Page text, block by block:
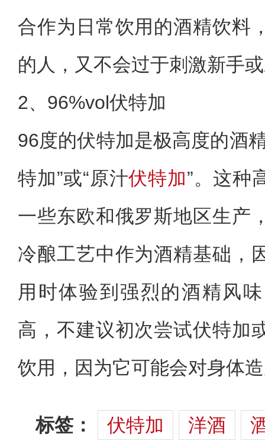
合作为日常饮用的酒精饮料
的人，又不会过于刺激新手
2、96%vol伏特加
96度的伏特加是极高度的酒
特加”或“原汁伏特加”。这种
一些东欧和俄罗斯地区生产
冷酿工艺中作为酒精基础，
用时体验到强烈的酒精风
高，不建议初次尝试伏特加
饮用，因为它可能会对身体
标签： 伏特加 洋酒